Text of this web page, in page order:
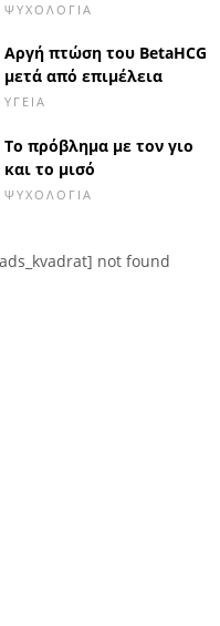
ΨΥΧΟΛΟΓΊΑ
Αργή πτώση του BetaHCG
μετά από επιμέλεια
ΥΓΕΊΑ
Το πρόβλημα με τον γιο
και το μισό
ΨΥΧΟΛΟΓΊΑ
not found